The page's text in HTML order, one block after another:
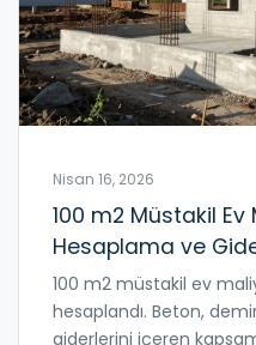
Nisan 16, 2026
100 m2 Müstakil
Hesaplama ve
100 m2 müstakil ev
hesaplandı. Beton,
giderlerini içeren